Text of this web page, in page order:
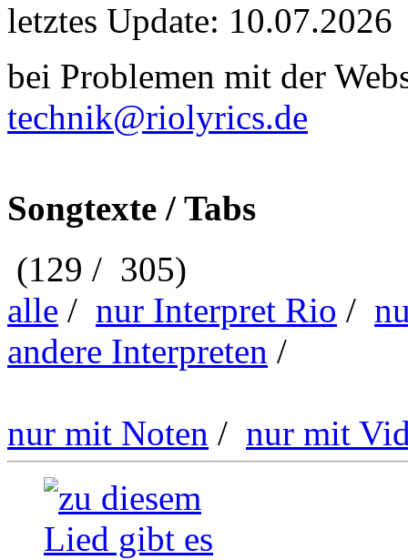
letztes Update: 10.07.2026
bei Problemen mit der
technik@riolyrics.de
Songtexte / Tabs
(129 / 305)
alle / nur Interpret Rio /
andere Interpreten /
nur mit Noten / nur mit